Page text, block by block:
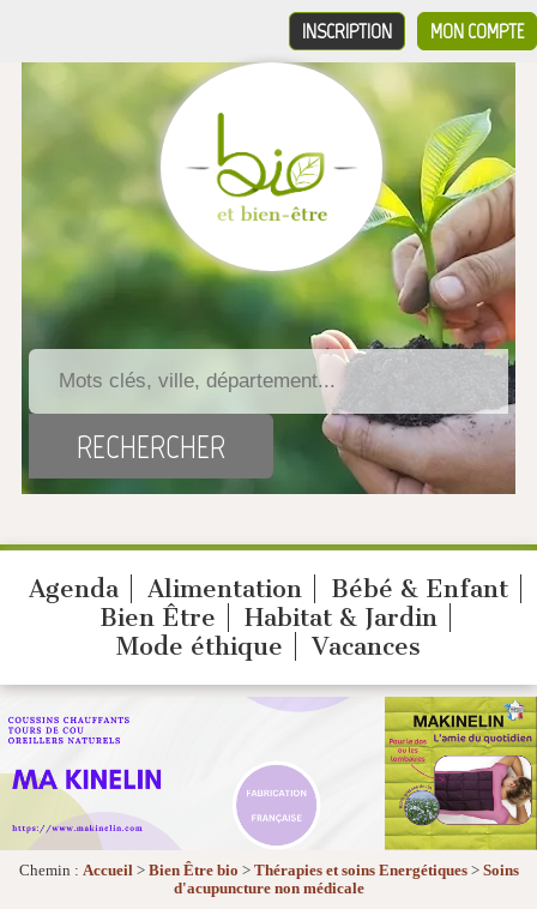
MON COMPTE
INSCRIPTION
Agenda Alimentation
Bébé & Enfant
Bien Être
Habitat & Jardin
Mode éthique
Vacances
Chemin : Accueil> Bien Être bio > Thérapies et soins Energétiques > Soins
d'acupuncture non médicale